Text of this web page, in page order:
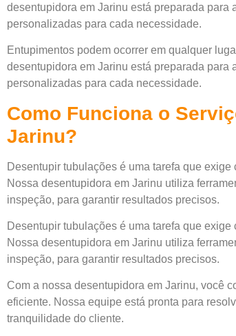
desentupidora em Jarinu está preparada
personalizadas para cada necessidade.
Entupimentos podem ocorrer em qualquer
desentupidora em Jarinu está preparada
personalizadas para cada necessidade.
Como Funciona o
Jarinu?
Desentupir tubulações é uma tarefa que
Nossa desentupidora em Jarinu utiliza
inspeção, para garantir resultados precisos.
Desentupir tubulações é uma tarefa que
Nossa desentupidora em Jarinu utiliza
inspeção, para garantir resultados precisos.
Com a nossa desentupidora em Jarinu, você
eficiente. Nossa equipe está pronta para
tranquilidade do cliente.